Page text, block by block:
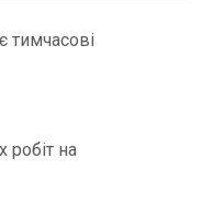
тимчасові
робіт на